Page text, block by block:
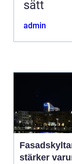
sätt
admin
stärker